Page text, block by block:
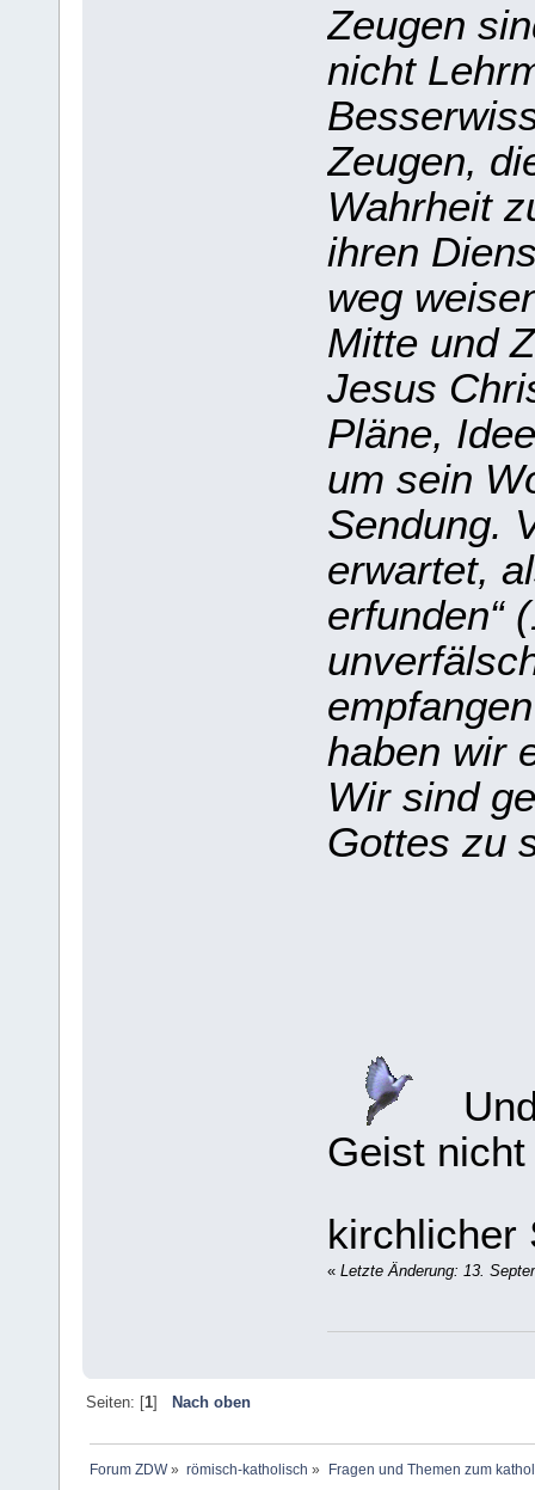
Zeugen
nicht
Zeugen,
Wahrheit
ihren
weg
Mitte und
Jesus
Pläne,
um sein
Sendung.
erwartet,
erfunden“
haben wir
Wir sind
Gottes zu
Geist
« Letzte Änderung: 13.
Seiten: [1] Nach oben
Forum ZDW» römisch-katholisch » Fragen und Themen zum